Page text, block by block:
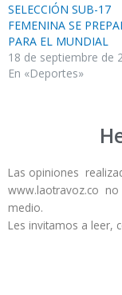
SELECCIÓN SUB-17
FEMENINA SE
PARA EL MUNDIAL
18 de septiembre de
En «Deportes»
Las opiniones
www.laotravoz.co no
medio.
Les invitamos a leer,